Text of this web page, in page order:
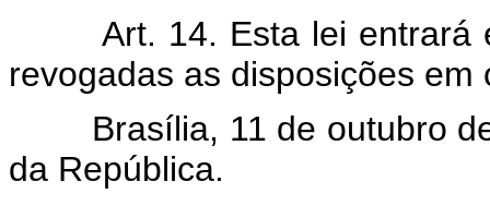
Art. 14. Esta lei entrará
revogadas as disposições em
Brasília, 11 de outubro de
da República.